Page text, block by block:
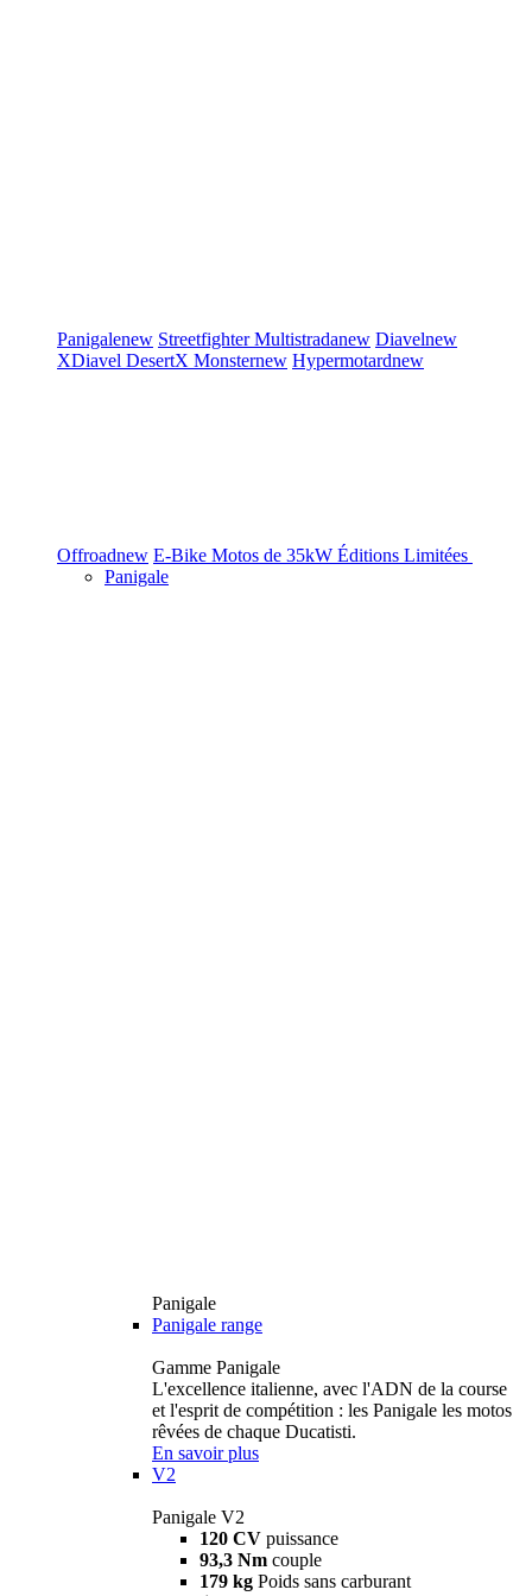
Panigalenew StreetfighterMultistradanew Diavelnew
XDiavel DesertX Monsternew Hypermotardnew
Offroadnew E-Bike Motos de 35kW Éditions Limitées
Panigale
Panigale
Panigale range
Gamme Panigale
L'excellence italienne, avec l'ADN de la course
et l'esprit de compétition : les Panigale les motos
rêvées de chaque Ducatisti.
En savoir plus
V2
Panigale V2
120 CV puissance
93,3 Nm couple
179 kg Poids sans carburant